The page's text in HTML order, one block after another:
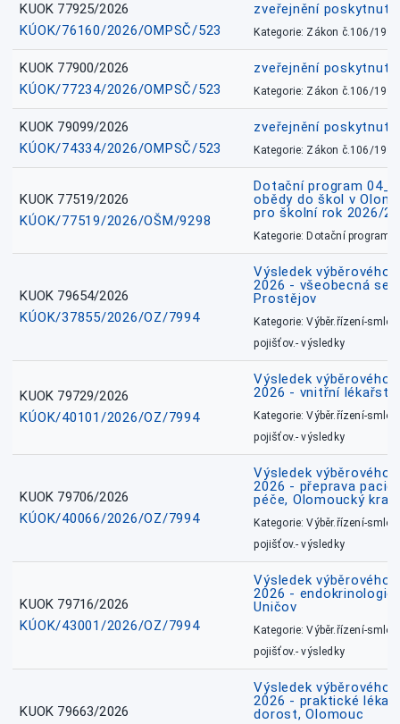
KUOK 77925/2026
KÚOK/76160/2026/OMPSČ/523
zveřejnění
Kategorie: Zákon č.106/1999
KUOK 77900/2026
KÚOK/77234/2026/OMPSČ/523
zveřejnění
Kategorie: Zákon č.106/1999
KUOK 79099/2026
KÚOK/74334/2026/OMPSČ/523
zveřejnění
Kategorie: Zákon č.106/1999
KUOK 77519/2026
KÚOK/77519/2026/OŠM/9298
Dotační program
obědy do škol v
pro školní rok 2026/
Kategorie: Dotační
KUOK 79654/2026
KÚOK/37855/2026/OZ/7994
Výsledek výběrového
2026 - všeobecná
Prostějov
Kategorie: Výběr.řízení-
pojišťov.- výsledky
KUOK 79729/2026
KÚOK/40101/2026/OZ/7994
Výsledek výběrového
2026 - vnitřní
Kategorie: Výběr.řízení-
pojišťov.- výsledky
KUOK 79706/2026
KÚOK/40066/2026/OZ/7994
Výsledek výběrového
2026 - přeprava
péče, Olomoucký kraj
Kategorie: Výběr.řízení-
pojišťov.- výsledky
KUOK 79716/2026
KÚOK/43001/2026/OZ/7994
Výsledek výběrového
2026 - endokrinologie
Uničov
Kategorie: Výběr.řízení-
pojišťov.- výsledky
KUOK 79663/2026
Výsledek výběrového
2026 - praktické
dorost, Olomouc